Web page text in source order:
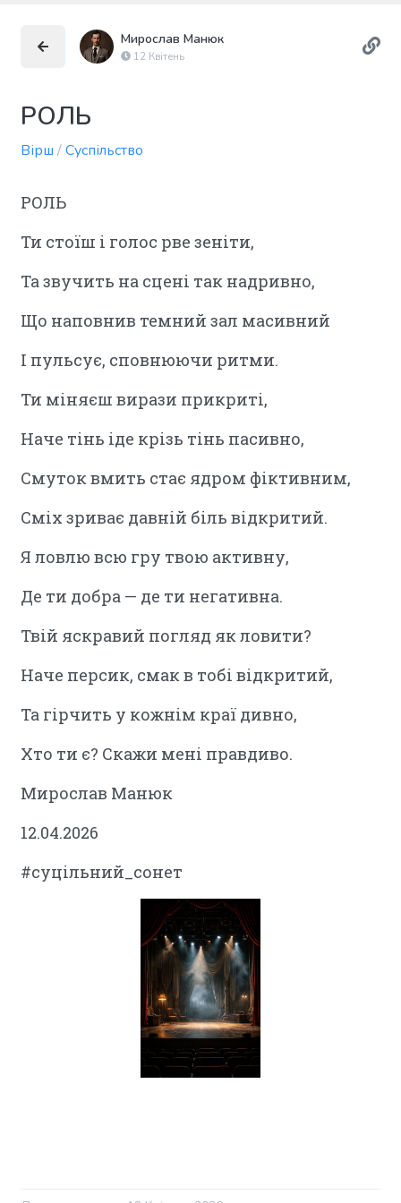
Мирослав Манюк
12 Квітень
РОЛЬ
Вірш /Суспільство
РОЛЬ
Ти стоїш і голос рве зеніти,
Та звучить на сцені так надривно,
Що наповнив темний зал масивний
І пульсує, сповнюючи ритми.
Ти міняєш вирази прикриті,
Наче тінь іде крізь тінь пасивно,
Смуток вмить стає ядром фіктивним,
Сміх зриває давній біль відкритий.
Я ловлю всю гру твою активну,
Де ти добра — де ти негативна.
Твій яскравий погляд як ловити?
Наче персик, смак в тобі відкритий,
Та гірчить у кожнім краї дивно,
Хто ти є? Скажи мені правдиво.
Мирослав Манюк
12.04.2026
#суцільний_сонет